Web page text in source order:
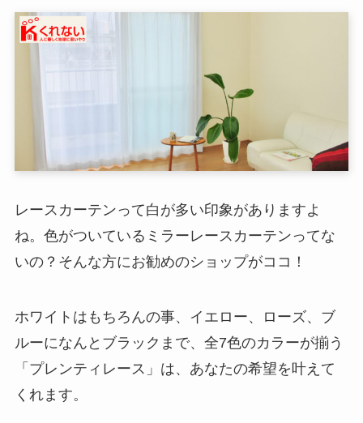
レースカーテンって白が多い印象がありますよ
ね。色がついているミラーレースカーテンってな
いの？そんな方にお勧めのショップがココ！
ホワイトはもちろんの事、イエロー、ローズ、ブ
ルーになんとブラックまで、全7色のカラーが揃う
「プレンティレース」は、あなたの希望を叶えて
くれます。